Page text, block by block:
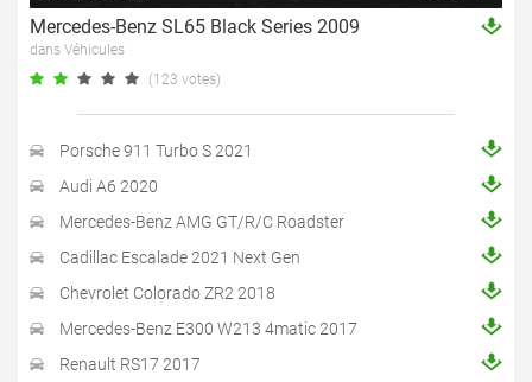
Mercedes-Benz SL65 Black Series 2009
dans Véhicules
(123 votes)
Porsche 911 Turbo S 2021
Audi A6 2020
Mercedes-Benz AMG GT/R/C Roadster
Cadillac Escalade 2021 Next Gen
Chevrolet Colorado ZR2 2018
Mercedes-Benz E300 W213 4matic 2017
Renault RS17 2017